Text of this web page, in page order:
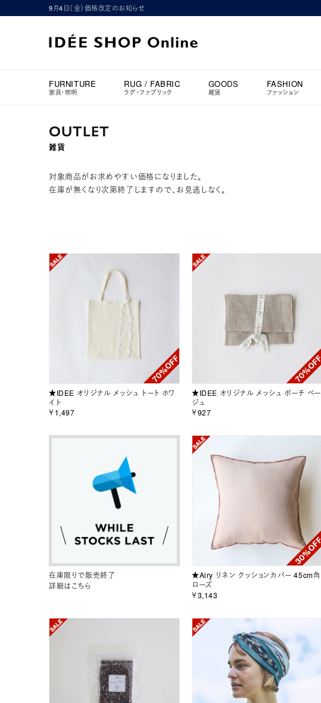
9月4日（金）価格改定のお知らせ
FURNITURE
家具・照明
RUG / FABRIC
ラグ・ファブリック
GOODS
雑貨
FASHION
ファッション
OUTLET
雑貨
対象商品がお求めやすい価格になりました。
在庫が無くなり次第終了しますので、お見逃しなく。
★IDEE オリジナル メッシュ トート ホワ
イト
￥1,497
★IDEE オリジナル メッシュ ポーチ ベー
ジュ
￥927
在庫限りで販売終了
詳細はこちら
★Airy リネン クッションカバー 45cm角
ローズ
￥3,143